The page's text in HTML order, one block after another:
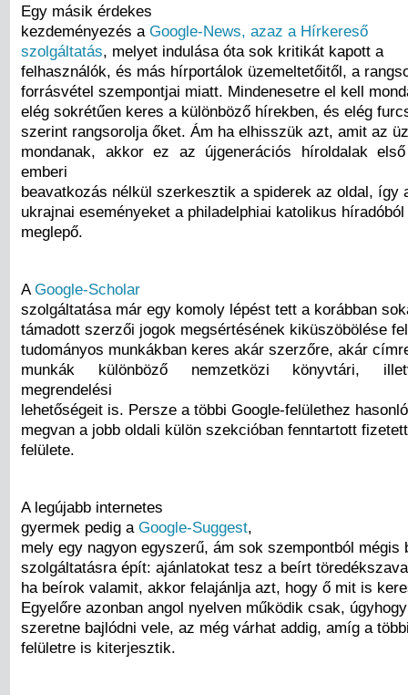
Egy másik érdekes
kezdeményezés a Google-News, azaz a Hírkereső
szolgáltatás, melyet indulása óta sok kritikát kapott a
felhasználók, és más hírportálok üzemeltetőitől, a
forrásvétel szempontjai miatt. Mindenesetre el kell
elég sokrétűen keres a különböző hírekben, és elég
szerint rangsorolja őket. Ám ha elhisszük azt, amit az
mondanak, akkor ez az újgenerációs híroldalak
emberi
beavatkozás nélkül szerkesztik a spiderek az oldal, így
ukrajnai eseményeket a philadelphiai katolikus
meglepő.
AGoogle-Scholar
szolgáltatása már egy komoly lépést tett a korábban
támadott szerzői jogok megsértésének kiküszöbölése
tudományos munkákban keres akár szerzőre, akár
munkák különböző nemzetközi könyvtári,
megrendelési
lehetőségeit is. Persze a többi Google-felülethez
megvan a jobb oldali külön szekcióban fenntartott
felülete.
A legújabb internetes
gyermek pedig a Google-Suggest,
mely egy nagyon egyszerű, ám sok szempontból mégis
szolgáltatásra épít: ajánlatokat tesz a beírt
ha beírok valamit, akkor felajánlja azt, hogy ő mit is
Egyelőre azonban angol nyelven működik csak,
szeretne bajlódni vele, az még várhat addig, amíg a
felületre is kiterjesztik.